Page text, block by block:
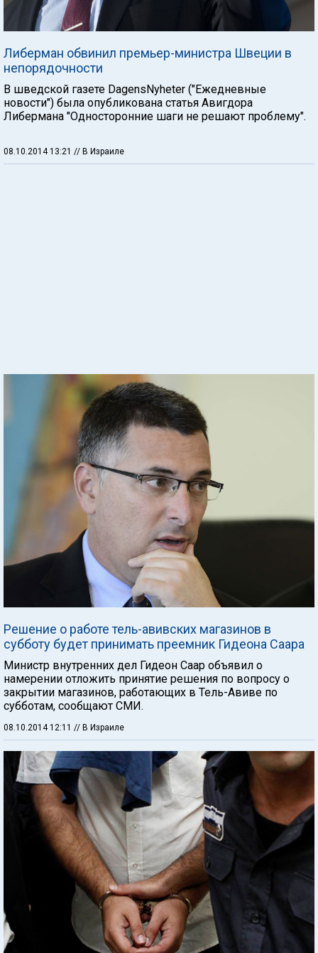
Либерман обвинил премьер-министра Швеции в
непорядочности
В шведской газете DagensNyheter ("Ежедневные
новости") была опубликована статья Авигдора
Либермана "Односторонние шаги не решают проблему".
08.10.2014 13:21 // В Израиле
Решение о работе тель-авивских магазинов в
субботу будет принимать преемник Гидеона Саара
Министр внутренних дел Гидеон Саар объявил о
намерении отложить принятие решения по вопросу о
закрытии магазинов, работающих в Тель-Авиве по
субботам, сообщают СМИ.
08.10.2014 12:11 // В Израиле